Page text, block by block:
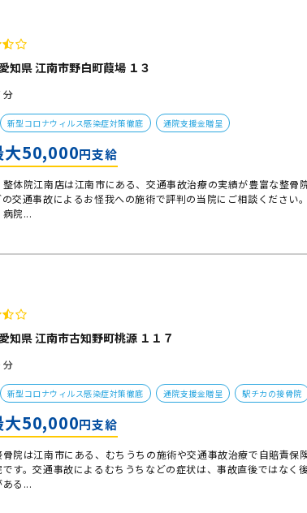
知県 江南市野白町葭場 １３
新型コロナウィルス感染症対策徹底 通院支援金贈呈
大50,000円支給
体院江南店は江南市にある、交通事故治療の実績が豊富な整骨
交通事故によるお怪我への施術で評判の当院にご相談ください
院...
知県 江南市古知野町桃源 １１７
新型コロナウィルス感染症対策徹底 通院支援金贈呈 駅チカの接骨院
大50,000円支給
院は江南市にある、むちうちの施術や交通事故治療で自賠責保
す。交通事故によるむちうちなどの症状は、事故直後ではなく
る...